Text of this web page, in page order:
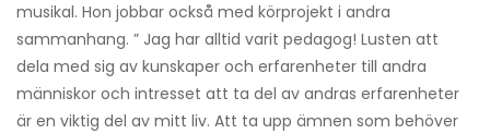
musikal. Hon jobbar också med körprojekt i andra
sammanhang. ” Jag har alltid varit pedagog! Lusten att
dela med sig av kunskaper och erfarenheter till andra
människor och intresset att ta del av andras erfarenheter
är en viktig del av mitt liv. Att ta upp ämnen som behöver